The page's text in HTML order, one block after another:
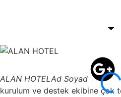
ALAN HOTELAd Soyad
kurulum ve destek ekibine çok